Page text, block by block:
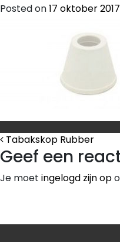
Posted on17 oktober 2017
Bericht
Tabakskop Rubber
Geef een
Je moet ingelogd zijn op